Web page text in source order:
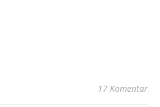
17 Komentar